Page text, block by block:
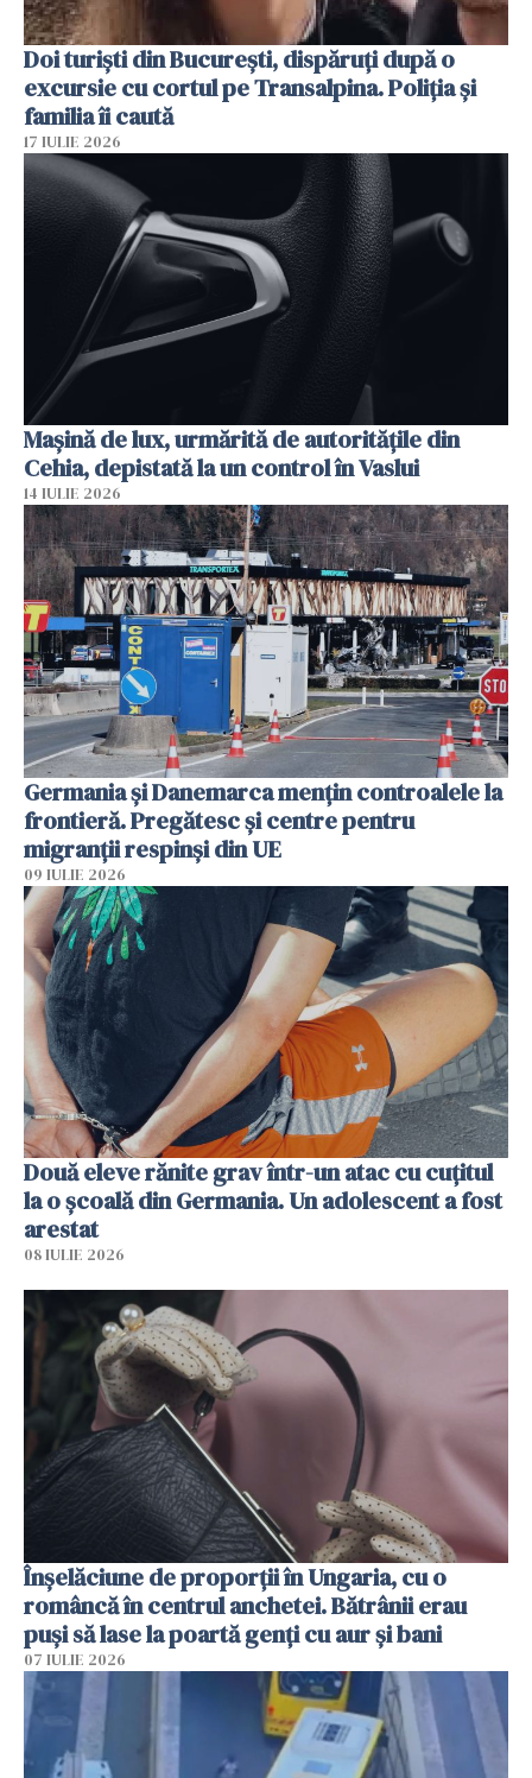
Doi turiști din București, dispăruți după o
excursie cu cortul pe Transalpina. Poliția și
familia îi caută
17 IULIE 2026
Mașină de lux, urmărită de autoritățile din
Cehia, depistată la un control în Vaslui
14 IULIE 2026
Germania și Danemarca mențin controalele la
frontieră. Pregătesc și centre pentru
migranții respinși din UE
09 IULIE 2026
Două eleve rănite grav într-un atac cu cuțitul
la o școală din Germania. Un adolescent a fost
arestat
08 IULIE 2026
Înșelăciune de proporții în Ungaria, cu o
româncă în centrul anchetei. Bătrânii erau
puși să lase la poartă genți cu aur și bani
07 IULIE 2026